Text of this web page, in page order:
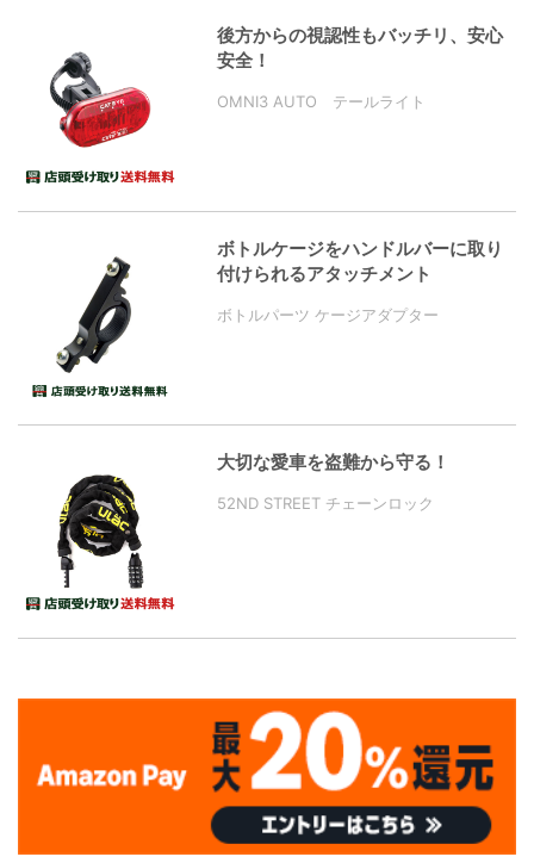
後方からの視認性もバッチリ、安心
安全！
OMNI3 AUTO テールライト
ボトルケージをハンドルバーに取り
付けられるアタッチメント
ボトルパーツ ケージアダプター
大切な愛車を盗難から守る！
52ND STREET チェーンロック